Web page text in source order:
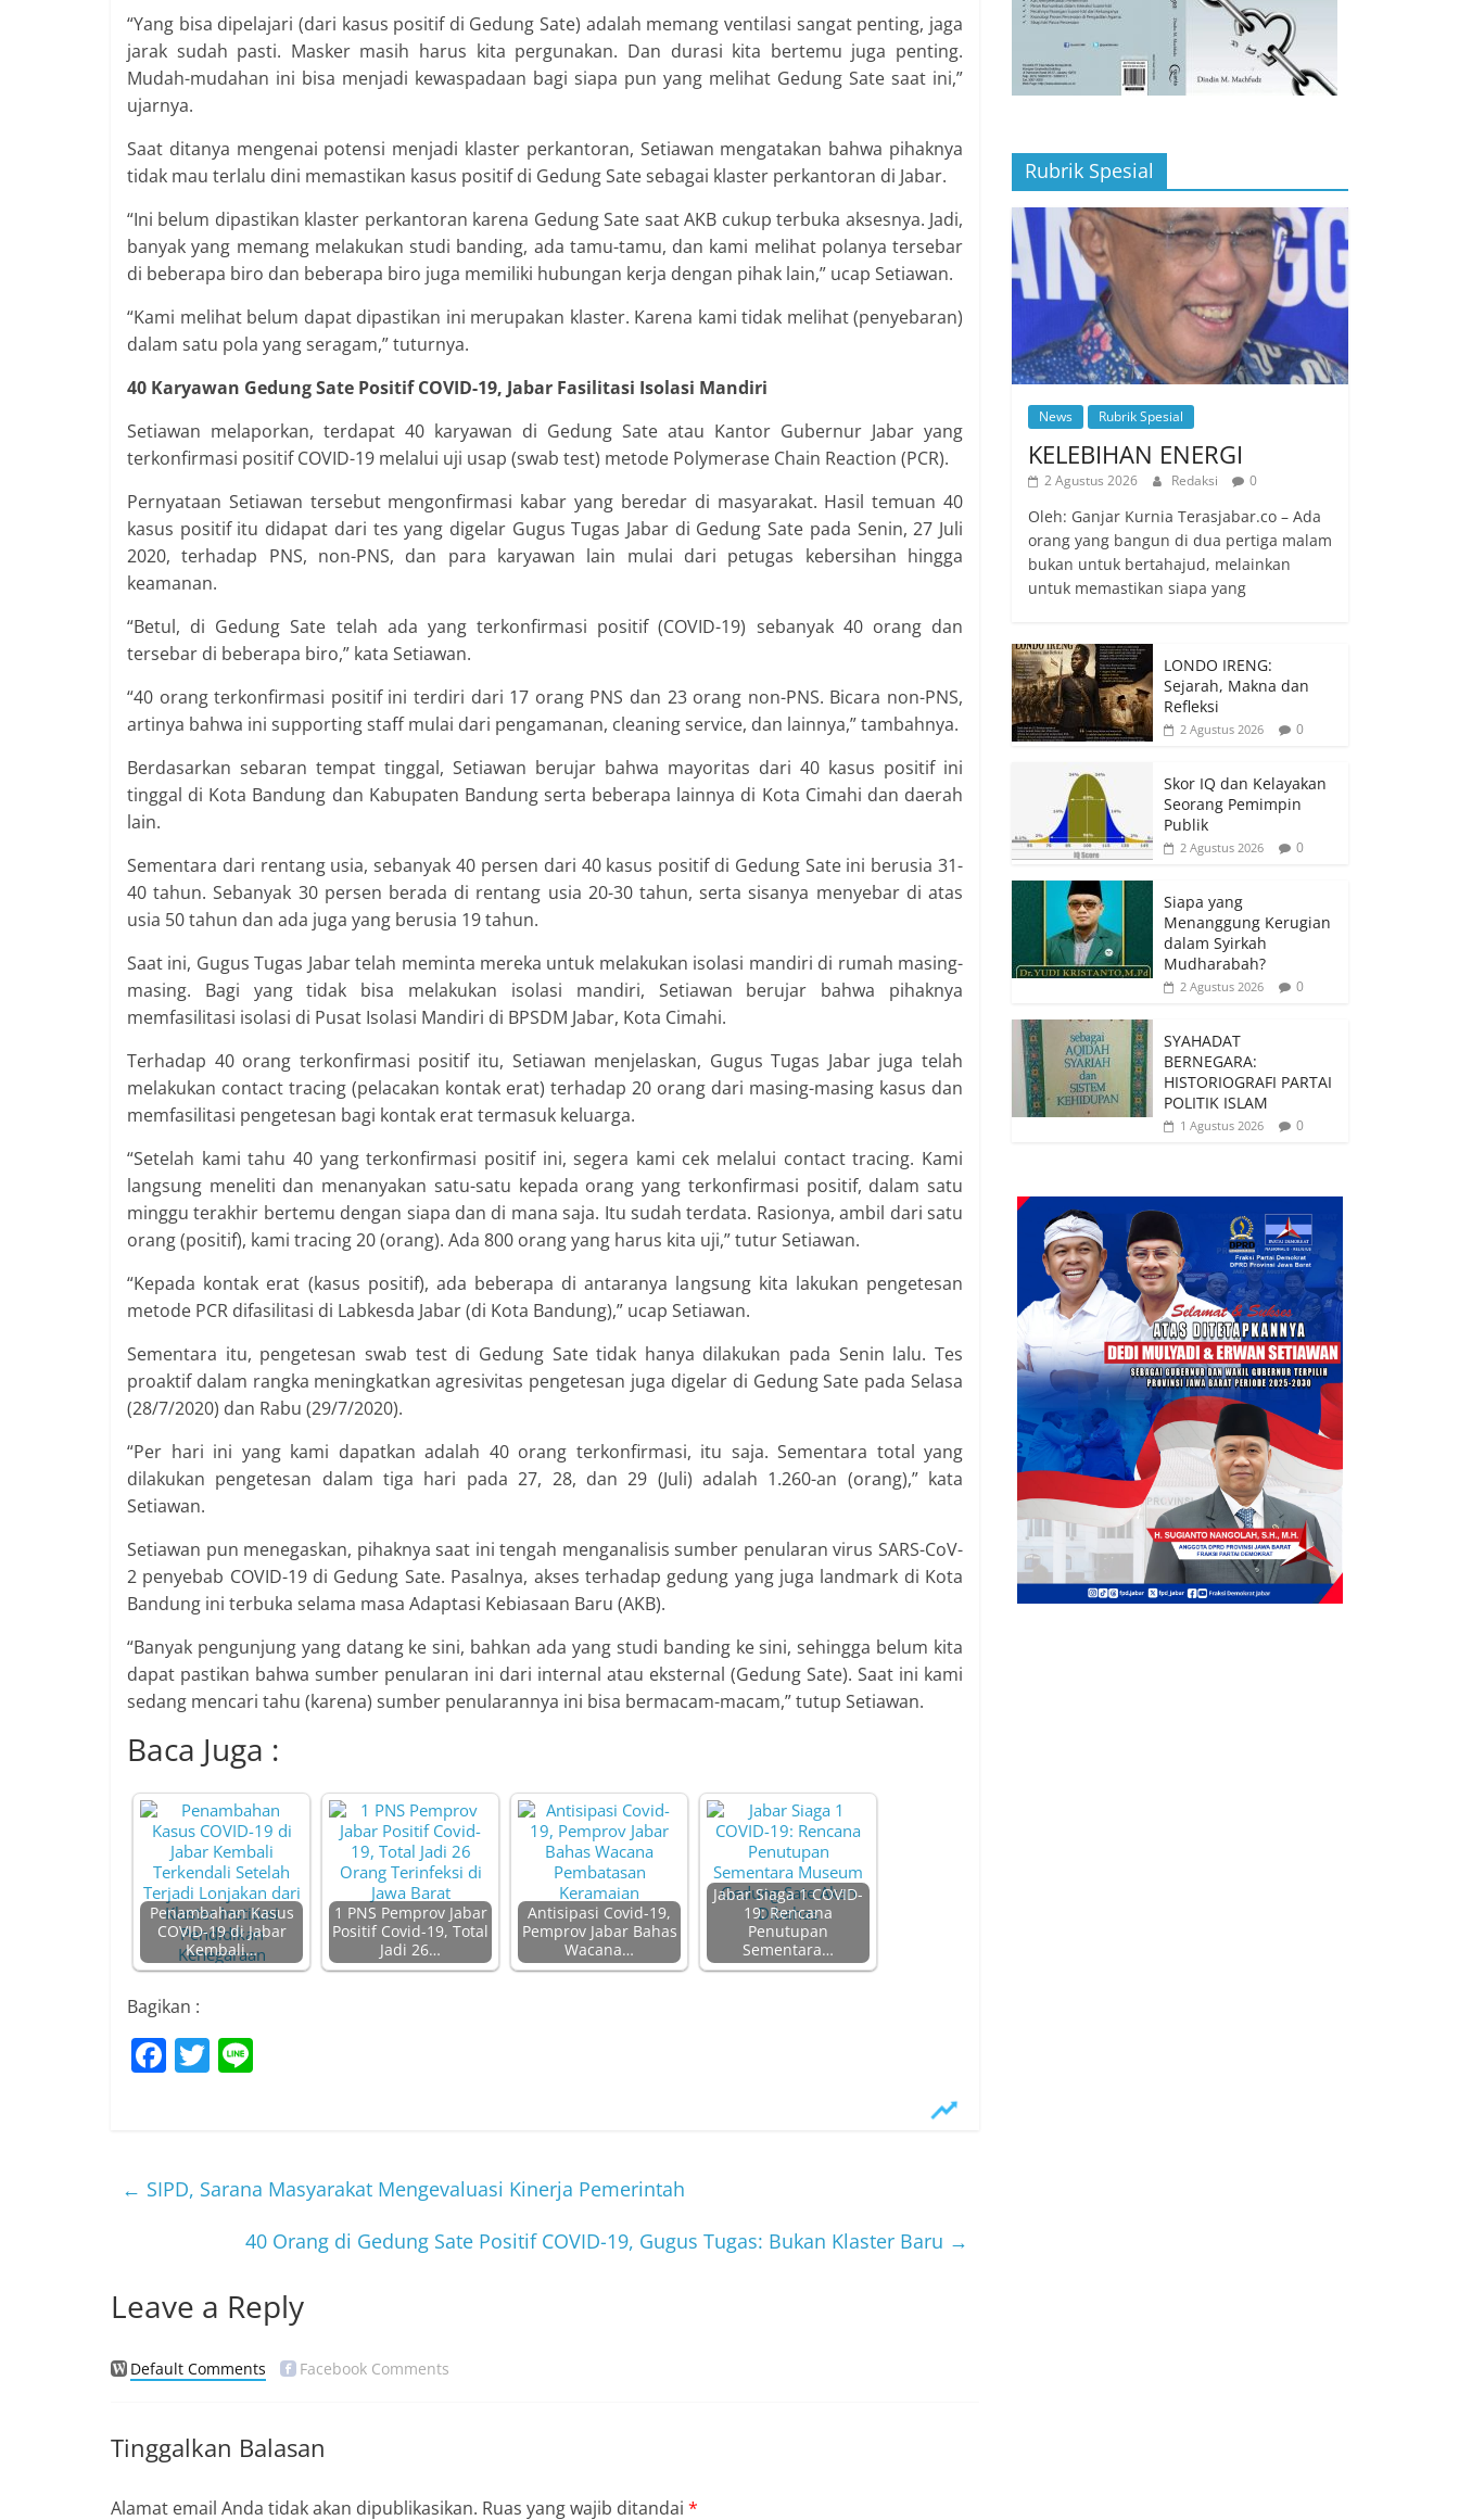
“Yang bisa dipelajari (dari kasus positif di Gedung Sate) adalah memang ventilasi sangat penting, jaga
jarak sudah pasti. Masker masih harus kita pergunakan. Dan durasi kita bertemu juga penting.
Mudah-mudahan ini bisa menjadi kewaspadaan bagi siapa pun yang melihat Gedung Sate saat ini,”
ujarnya.
Saat ditanya mengenai potensi menjadi klaster perkantoran, Setiawan mengatakan bahwa pihaknya
tidak mau terlalu dini memastikan kasus positif di Gedung Sate sebagai klaster perkantoran di Jabar.
“Ini belum dipastikan klaster perkantoran karena Gedung Sate saat AKB cukup terbuka aksesnya. Jadi,
banyak yang memang melakukan studi banding, ada tamu-tamu, dan kami melihat polanya tersebar
di beberapa biro dan beberapa biro juga memiliki hubungan kerja dengan pihak lain,” ucap Setiawan.
“Kami melihat belum dapat dipastikan ini merupakan klaster. Karena kami tidak melihat (penyebaran)
dalam satu pola yang seragam,” tuturnya.
40 Karyawan Gedung Sate Positif COVID-19, Jabar Fasilitasi Isolasi Mandiri
Setiawan melaporkan, terdapat 40 karyawan di Gedung Sate atau Kantor Gubernur Jabar yang
terkonfirmasi positif COVID-19 melalui uji usap (swab test) metode Polymerase Chain Reaction (PCR).
Pernyataan Setiawan tersebut mengonfirmasi kabar yang beredar di masyarakat. Hasil temuan 40
kasus positif itu didapat dari tes yang digelar Gugus Tugas Jabar di Gedung Sate pada Senin, 27 Juli
2020, terhadap PNS, non-PNS, dan para karyawan lain mulai dari petugas kebersihan hingga
keamanan.
“Betul, di Gedung Sate telah ada yang terkonfirmasi positif (COVID-19) sebanyak 40 orang dan
tersebar di beberapa biro,” kata Setiawan.
“40 orang terkonfirmasi positif ini terdiri dari 17 orang PNS dan 23 orang non-PNS. Bicara non-PNS,
artinya bahwa ini supporting staff mulai dari pengamanan, cleaning service, dan lainnya,” tambahnya.
Berdasarkan sebaran tempat tinggal, Setiawan berujar bahwa mayoritas dari 40 kasus positif ini
tinggal di Kota Bandung dan Kabupaten Bandung serta beberapa lainnya di Kota Cimahi dan daerah
lain.
Sementara dari rentang usia, sebanyak 40 persen dari 40 kasus positif di Gedung Sate ini berusia 31-
40 tahun. Sebanyak 30 persen berada di rentang usia 20-30 tahun, serta sisanya menyebar di atas
usia 50 tahun dan ada juga yang berusia 19 tahun.
Saat ini, Gugus Tugas Jabar telah meminta mereka untuk melakukan isolasi mandiri di rumah masing-
masing. Bagi yang tidak bisa melakukan isolasi mandiri, Setiawan berujar bahwa pihaknya
memfasilitasi isolasi di Pusat Isolasi Mandiri di BPSDM Jabar, Kota Cimahi.
Terhadap 40 orang terkonfirmasi positif itu, Setiawan menjelaskan, Gugus Tugas Jabar juga telah
melakukan contact tracing (pelacakan kontak erat) terhadap 20 orang dari masing-masing kasus dan
memfasilitasi pengetesan bagi kontak erat termasuk keluarga.
“Setelah kami tahu 40 yang terkonfirmasi positif ini, segera kami cek melalui contact tracing. Kami
langsung meneliti dan menanyakan satu-satu kepada orang yang terkonfirmasi positif, dalam satu
minggu terakhir bertemu dengan siapa dan di mana saja. Itu sudah terdata. Rasionya, ambil dari satu
orang (positif), kami tracing 20 (orang). Ada 800 orang yang harus kita uji,” tutur Setiawan.
“Kepada kontak erat (kasus positif), ada beberapa di antaranya langsung kita lakukan pengetesan
metode PCR difasilitasi di Labkesda Jabar (di Kota Bandung),” ucap Setiawan.
Sementara itu, pengetesan swab test di Gedung Sate tidak hanya dilakukan pada Senin lalu. Tes
proaktif dalam rangka meningkatkan agresivitas pengetesan juga digelar di Gedung Sate pada Selasa
(28/7/2020) dan Rabu (29/7/2020).
“Per hari ini yang kami dapatkan adalah 40 orang terkonfirmasi, itu saja. Sementara total yang
dilakukan pengetesan dalam tiga hari pada 27, 28, dan 29 (Juli) adalah 1.260-an (orang),” kata
Setiawan.
Setiawan pun menegaskan, pihaknya saat ini tengah menganalisis sumber penularan virus SARS-CoV-
2 penyebab COVID-19 di Gedung Sate. Pasalnya, akses terhadap gedung yang juga landmark di Kota
Bandung ini terbuka selama masa Adaptasi Kebiasaan Baru (AKB).
“Banyak pengunjung yang datang ke sini, bahkan ada yang studi banding ke sini, sehingga belum kita
dapat pastikan bahwa sumber penularan ini dari internal atau eksternal (Gedung Sate). Saat ini kami
sedang mencari tahu (karena) sumber penularannya ini bisa bermacam-macam,” tutup Setiawan.
Baca Juga :
Penambahan Kasus
COVID-19 di Jabar
Kembali…
1 PNS Pemprov Jabar
Positif Covid-19, Total
Jadi 26…
Antisipasi Covid-19,
Pemprov Jabar Bahas
Wacana…
Jabar Siaga 1 COVID-
19: Rencana
Penutupan
Sementara…
Bagikan :
F
b
k
T
← SIPD, Sarana Masyarakat Mengevaluasi Kinerja Pemerintah
40 Orang di Gedung Sate Positif COVID-19, Gugus Tugas: Bukan Klaster Baru →
Leave a Reply
Default Comments Facebook Comments
Tinggalkan Balasan
Alamat email Anda tidak akan dipublikasikan. Ruas yang wajib ditandai *
Rubrik Spesial
News Rubrik Spesial
KELEBIHAN ENERGI
2 Agustus 2026 Redaksi 0
Oleh: Ganjar Kurnia Terasjabar.co – Ada
orang yang bangun di dua pertiga malam
bukan untuk bertahajud, melainkan
untuk memastikan siapa yang
LONDO IRENG:
Sejarah, Makna dan
Refleksi
2 Agustus 2026 0
Skor IQ dan Kelayakan
Seorang Pemimpin
Publik
2 Agustus 2026 0
Siapa yang
Menanggung Kerugian
dalam Syirkah
Mudharabah?
2 Agustus 2026 0
SYAHADAT
BERNEGARA:
HISTORIOGRAFI PARTAI
POLITIK ISLAM
1 Agustus 2026 0